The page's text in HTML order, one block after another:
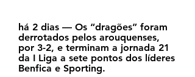
há 2 dias — Os “dragões” foram
derrotados pelos arouquenses,
por 3-2, e terminam a jornada 21
da I Liga a sete pontos dos líderes
Benfica e Sporting.